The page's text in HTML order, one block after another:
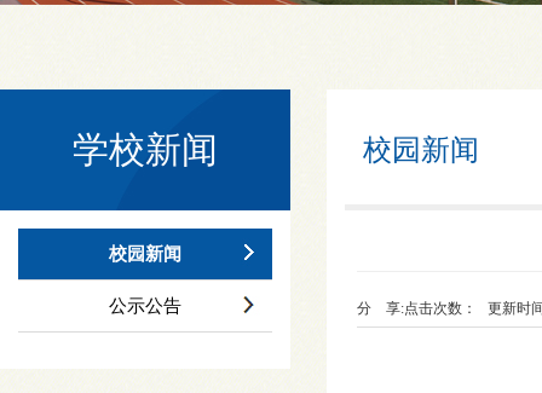
学校新闻
校园新闻
公示公告
校园新闻
点击次数： 更新时
分 享: